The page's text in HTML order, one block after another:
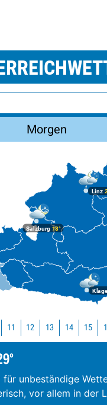
Morgen
Linz
Salzburg18°
11 12 13 14 15
unbeständige
vor allem in der